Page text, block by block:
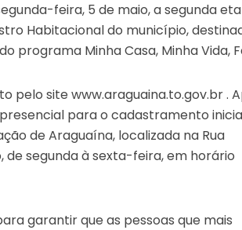
feira, 5 de maio, a segunda
Habitacional do município,
programa Minha Casa, Minha Vida,
pelo site www.araguaina.to.gov.br .
para o cadastramento
de Araguaína, localizada na Rua
de segunda à sexta-feira, em horário
garantir que as pessoas que mais